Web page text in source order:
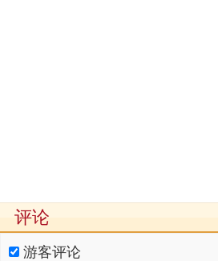
评论
游客评论